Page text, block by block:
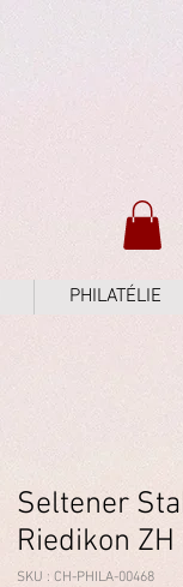
PHILATÉLIE
Seltener
Riedikon
SKU : CH-PHILA-00468